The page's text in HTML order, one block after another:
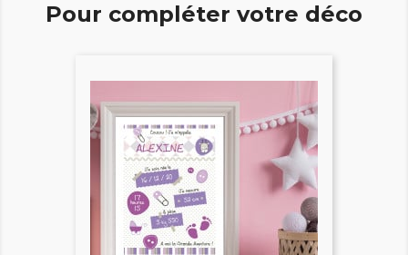
Pour compléter votre déco